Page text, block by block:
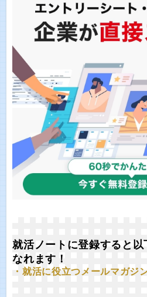
就活ノートに登録すると
なれます！
・就活に役立つメールマガジ